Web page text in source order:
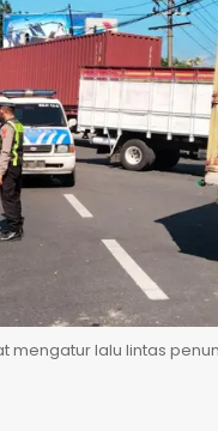
lalu lintas